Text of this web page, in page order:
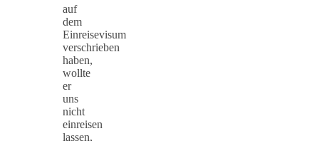
auf
dem
Einreisevisum
verschrieben
haben,
wollte
er
uns
nicht
einreisen
lassen,